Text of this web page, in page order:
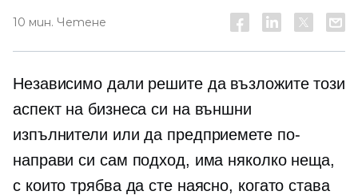
10 мин. Четене
Независимо дали решите да възложите този
аспект на бизнеса си на външни
изпълнители или да предприемете по-
направи си сам подход, има няколко неща,
с които трябва да сте наясно, когато става